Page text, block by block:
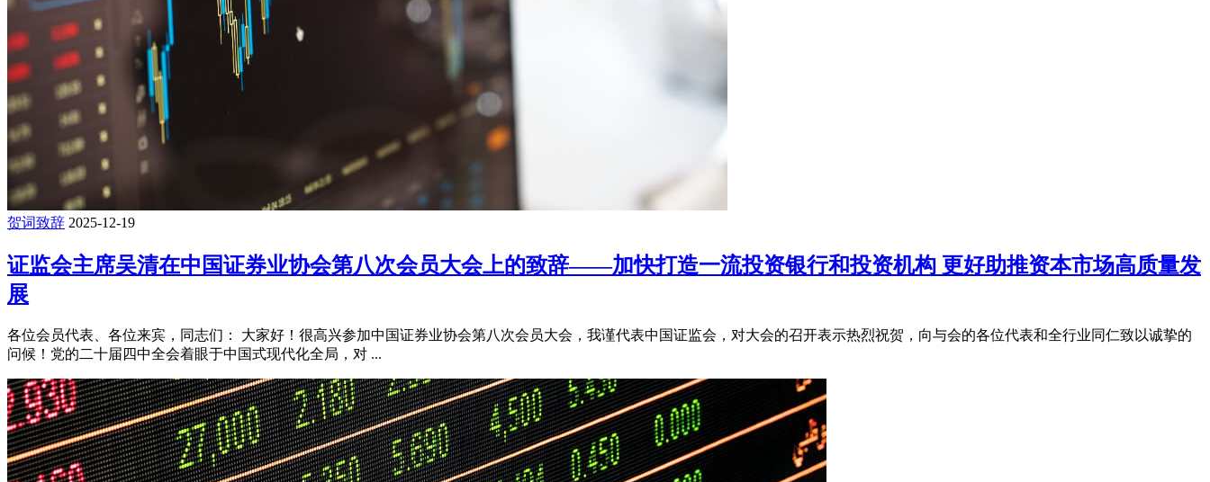
贺词致辞 2025-12-19
证监会主席吴清在中国证券业协会第八次会员大会上的致辞——加快打造一流投资银行和投资机构 更好助推资本市场高质量发
展
各位会员代表、各位来宾，同志们： 大家好！很高兴参加中国证券业协会第八次会员大会，我谨代表中国证监会，对大会的召开表示热烈祝贺，向与会的各位代表和全行业同仁致以诚挚的
问候！党的二十届四中全会着眼于中国式现代化全局，对 ...